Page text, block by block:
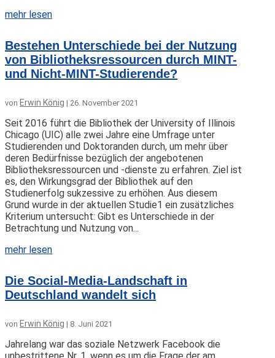
mehr lesen
Bestehen Unterschiede bei der Nutzung
von Bibliotheksressourcen durch MINT-
und Nicht-MINT-Studierende?
von Erwin König | 26. November 2021
Seit 2016 führt die Bibliothek der University of Illinois
Chicago (UIC) alle zwei Jahre eine Umfrage unter
Studierenden und Doktoranden durch, um mehr über
deren Bedürfnisse bezüglich der angebotenen
Bibliotheksressourcen und -dienste zu erfahren. Ziel ist
es, den Wirkungsgrad der Bibliothek auf den
Studienerfolg sukzessive zu erhöhen. Aus diesem
Grund wurde in der aktuellen Studie1 ein zusätzliches
Kriterium untersucht: Gibt es Unterschiede in der
Betrachtung und Nutzung von...
mehr lesen
Die Social-Media-Landschaft in
Deutschland wandelt sich
von Erwin König | 8. Juni 2021
Jahrelang war das soziale Netzwerk Facebook die
unbestrittene Nr. 1, wenn es um die Frage der am